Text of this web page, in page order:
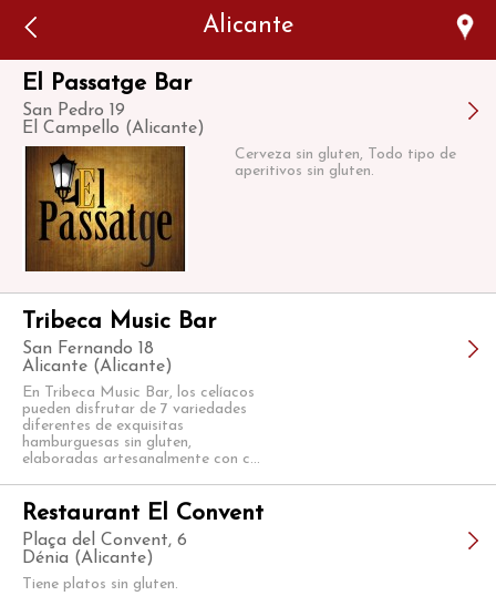
Alicante
El Passatge Bar
San Pedro 19
El Campello (Alicante)
Cerveza sin gluten, Todo tipo de
aperitivos sin gluten.
Tribeca Music Bar
San Fernando 18
Alicante (Alicante)
En Tribeca Music Bar, los celíacos
pueden disfrutar de 7 variedades
diferentes de exquisitas
hamburguesas sin gluten,
elaboradas artesanalmente con c...
Restaurant El Convent
Plaça del Convent, 6
Dénia (Alicante)
Tiene platos sin gluten.
Error: The domain WWW.VIAJARSINGLUTEN.COM is not
authorized to show the cookie declaration for domain group
ID 546ddaab-b478-4440-aa8a-3b0205284212. Please add it to
the domain group in the Cookiebot Manager to authorize
the domain.